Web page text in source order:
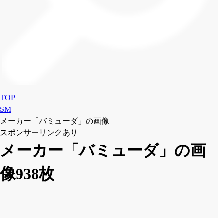
TOP
SM
メーカー「バミューダ」の画像
スポンサーリンクあり
メーカー「バミューダ」の画
像938枚